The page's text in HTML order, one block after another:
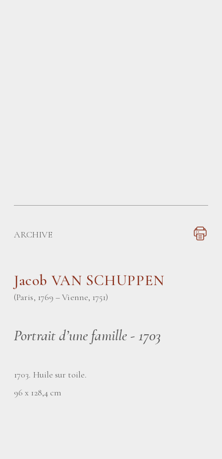
ARCHIVE
Jacob VAN SCHUPPEN
(Paris, 1769 – Vienne, 1751)
Portrait d’une famille - 1703
1703. Huile sur toile.
96 x 128,4 cm